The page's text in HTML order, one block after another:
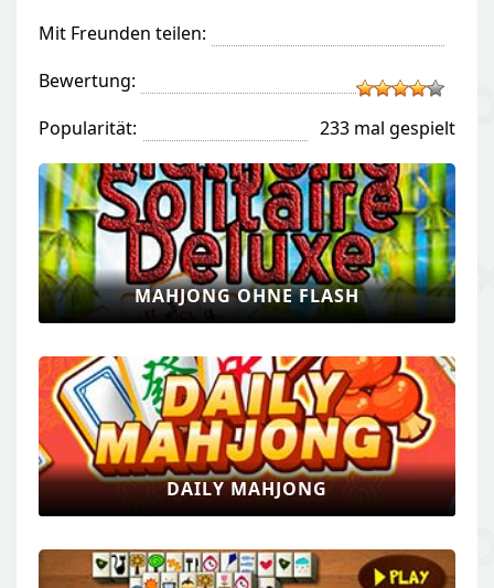
Mit Freunden teilen:
Bewertung:
Popularität:
233 mal gespielt
MAHJONG OHNE FLASH
DAILY MAHJONG